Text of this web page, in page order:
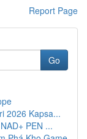
Report Page
Go
2026 Kapsa...
PEN ...